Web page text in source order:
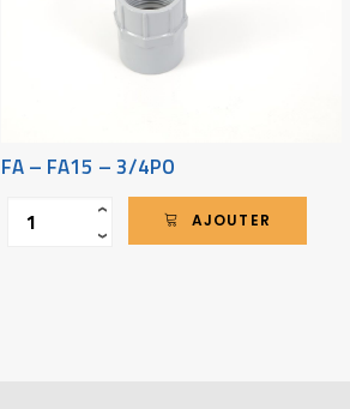
FA – FA15 – 3/4PO
‹
›
AJOUTER